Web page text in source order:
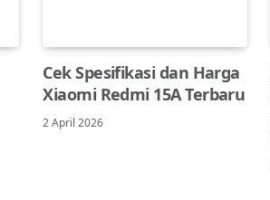
Cek Spesifikasi dan Harga
Xiaomi Redmi 15A Terbaru
2 April 2026